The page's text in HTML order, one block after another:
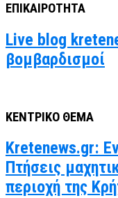
ΕΠΙΚΑΙΡΟΤΗΤΑ
Live blog
βομβαρδισμοί
ΚΕΝΤΡΙΚΟ ΘΕΜΑ
Kretenews.gr:
Πτήσεις
περιοχή της